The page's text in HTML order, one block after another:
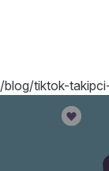
/blog/tiktok-